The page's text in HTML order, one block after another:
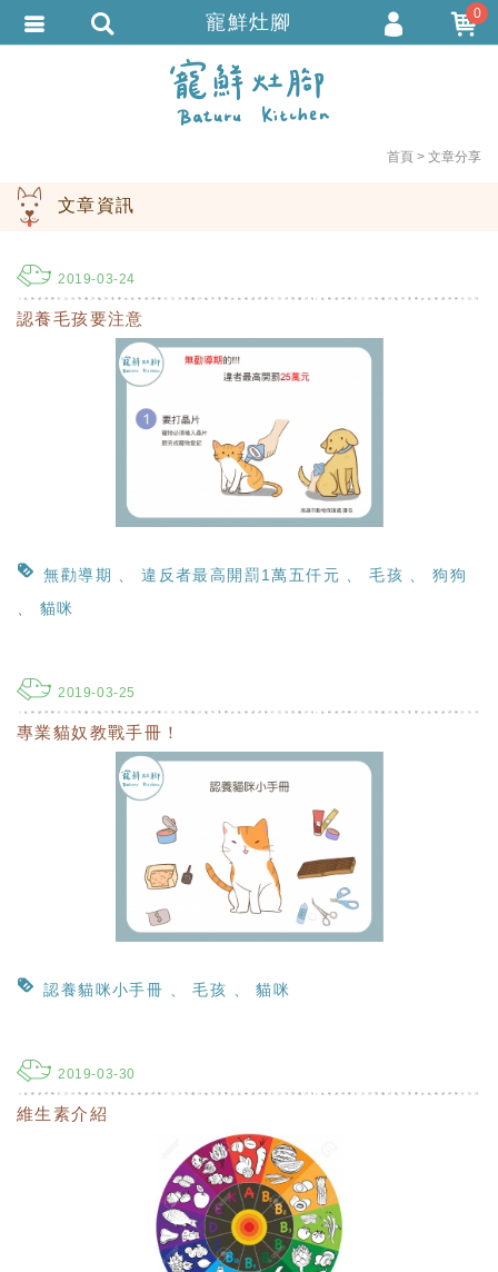
首頁 文章分享
文章資訊
2019-03-24
認養毛孩要注意
無勸導期 違反者最高開罰1萬五仟元 毛孩
狗狗
貓咪
2019-03-25
專業貓奴教戰手冊！
認養貓咪小手冊 毛孩 貓咪
2019-03-30
維生素介紹
寵鮮灶腳 0
會員登入
會員註冊
繁體中文